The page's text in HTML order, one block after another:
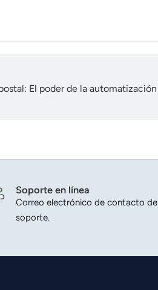
El poder de la automatización
Soporte en línea
Correo electrónico de contacto de
soporte.